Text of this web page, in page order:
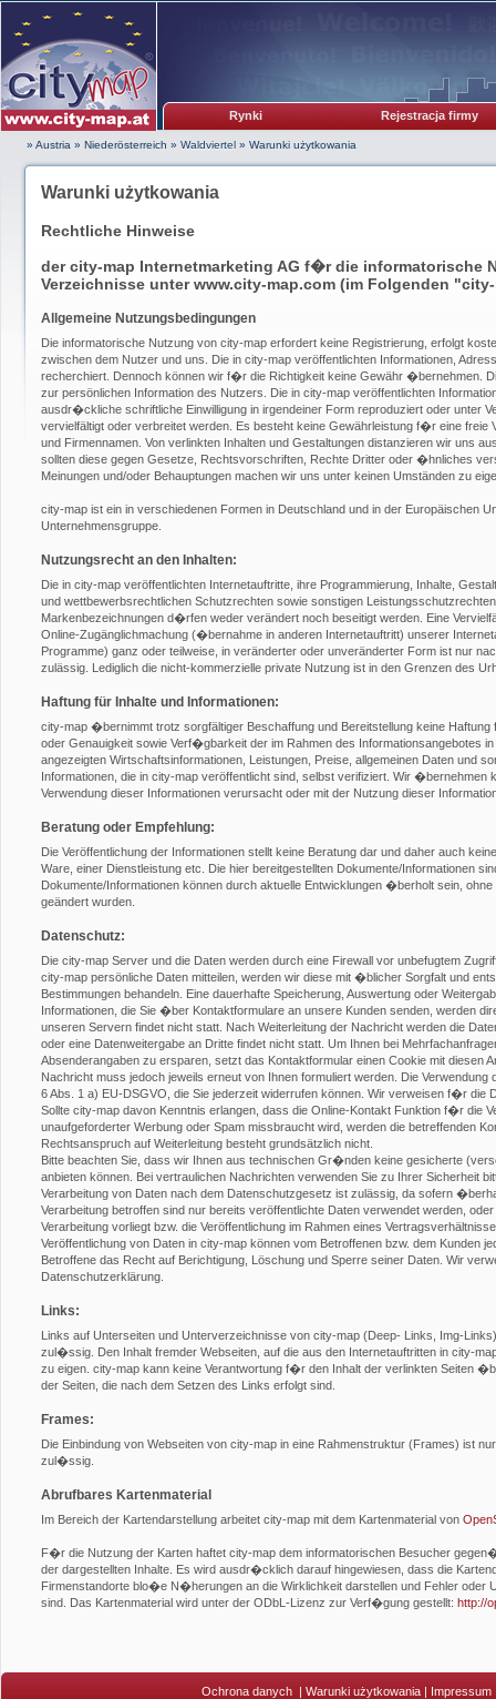
Rynki Rejestracja firmy
» Austria » Niederösterreich » Waldviertel » Warunki użytkowania
Warunki użytkowania
Rechtliche Hinweise
der city-map Internetmarketing AG f�r die informatorische
Verzeichnisse unter www.city-map.com (im Folgenden
Allgemeine Nutzungsbedingungen
Die informatorische Nutzung von city-map erfordert keine Registrierung, erfolgt
zwischen dem Nutzer und uns. Die in city-map veröffentlichten Informationen,
recherchiert. Dennoch können wir f�r die Richtigkeit keine Gewähr �bernehmen.
zur persönlichen Information des Nutzers. Die in city-map veröffentlichten
ausdr�ckliche schriftliche Einwilligung in irgendeiner Form reproduziert oder unter
vervielfältigt oder verbreitet werden. Es besteht keine Gewährleistung f�r eine freie
und Firmennamen. Von verlinkten Inhalten und Gestaltungen distanzieren wir uns
sollten diese gegen Gesetze, Rechtsvorschriften, Rechte Dritter oder �hnliches
Meinungen und/oder Behauptungen machen wir uns unter keinen Umständen zu
city-map ist ein in verschiedenen Formen in Deutschland und in der Europäischen
Unternehmensgruppe.
Nutzungsrecht an den Inhalten:
Die in city-map veröffentlichten Internetauftritte, ihre Programmierung, Inhalte,
und wettbewerbsrechtlichen Schutzrechten sowie sonstigen
Markenbezeichnungen d�rfen weder verändert noch beseitigt werden. Eine
Online-Zugänglichmachung (�bernahme in anderen Internetauftritt) unserer
Programme) ganz oder teilweise, in veränderter oder unveränderter Form ist nur
zulässig. Lediglich die nicht-kommerzielle private Nutzung ist in den Grenzen des
Haftung für Inhalte und Informationen:
city-map �bernimmt trotz sorgfältiger Beschaffung und Bereitstellung keine
oder Genauigkeit sowie Verf�gbarkeit der im Rahmen des Informationsangebotes
angezeigten Wirtschaftsinformationen, Leistungen, Preise, allgemeinen Daten und
Informationen, die in city-map veröffentlicht sind, selbst verifiziert. Wir �bernehmen
Verwendung dieser Informationen verursacht oder mit der Nutzung dieser
Beratung oder Empfehlung:
Die Veröffentlichung der Informationen stellt keine Beratung dar und daher auch
Ware, einer Dienstleistung etc. Die hier bereitgestellten Dokumente/Informationen
Dokumente/Informationen können durch aktuelle Entwicklungen �berholt sein,
geändert wurden.
Datenschutz:
Die city-map Server und die Daten werden durch eine Firewall vor unbefugtem
city-map persönliche Daten mitteilen, werden wir diese mit �blicher Sorgfalt und
Bestimmungen behandeln. Eine dauerhafte Speicherung, Auswertung oder
Informationen, die Sie �ber Kontaktformulare an unsere Kunden senden, werden
unseren Servern findet nicht statt. Nach Weiterleitung der Nachricht werden die
oder eine Datenweitergabe an Dritte findet nicht statt. Um Ihnen bei
Absenderangaben zu ersparen, setzt das Kontaktformular einen Cookie mit diesen
Nachricht muss jedoch jeweils erneut von Ihnen formuliert werden. Die
6 Abs. 1 a) EU-DSGVO, die Sie jederzeit widerrufen können. Wir verweisen f�r die
Sollte city-map davon Kenntnis erlangen, dass die Online-Kontakt Funktion f�r die
unaufgeforderter Werbung oder Spam missbraucht wird, werden die betreffenden
Rechtsanspruch auf Weiterleitung besteht grundsätzlich nicht.
Bitte beachten Sie, dass wir Ihnen aus technischen Gr�nden keine gesicherte
anbieten können. Bei vertraulichen Nachrichten verwenden Sie zu Ihrer Sicherheit
Verarbeitung von Daten nach dem Datenschutzgesetz ist zulässig, da sofern
Verarbeitung betroffen sind nur bereits veröffentlichte Daten verwendet werden,
Verarbeitung vorliegt bzw. die Veröffentlichung im Rahmen eines
Veröffentlichung von Daten in city-map können vom Betroffenen bzw. dem Kunden
Betroffene das Recht auf Berichtigung, Löschung und Sperre seiner Daten. Wir
Datenschutzerklärung.
Links:
Links auf Unterseiten und Unterverzeichnisse von city-map (Deep- Links, Img-
zul�ssig. Den Inhalt fremder Webseiten, auf die aus den Internetauftritten in city-
zu eigen. city-map kann keine Verantwortung f�r den Inhalt der verlinkten Seiten
der Seiten, die nach dem Setzen des Links erfolgt sind.
Frames:
Die Einbindung von Webseiten von city-map in eine Rahmenstruktur (Frames) ist
zul�ssig.
Abrufbares Kartenmaterial
Im Bereich der Kartendarstellung arbeitet city-map mit dem Kartenmaterial von
F�r die Nutzung der Karten haftet city-map dem informatorischen Besucher
der dargestellten Inhalte. Es wird ausdr�cklich darauf hingewiesen, dass die
Firmenstandorte blo�e N�herungen an die Wirklichkeit darstellen und Fehler oder
sind. Das Kartenmaterial wird unter der ODbL-Lizenz zur Verf�gung gestellt: http://
Ochrona danych | Warunki użytkowania | Impressum